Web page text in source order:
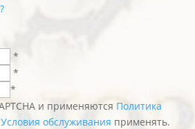
*
*
*
и применяются Политика
Условия обслуживания применять.